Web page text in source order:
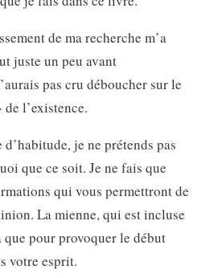
de ma recherche m’a
juste un peu avant
pas cru déboucher sur le
l’existence.
je ne prétends pas
que ce soit. Je ne fais que
qui vous permettront de
La mienne, qui est incluse
que pour provoquer le début
votre esprit.